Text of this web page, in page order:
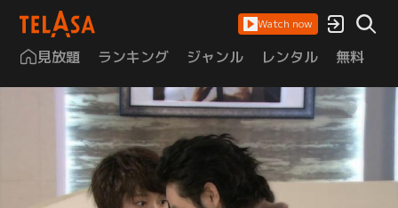
Watch now
見放題 ランキング ジャンル レンタル 無料